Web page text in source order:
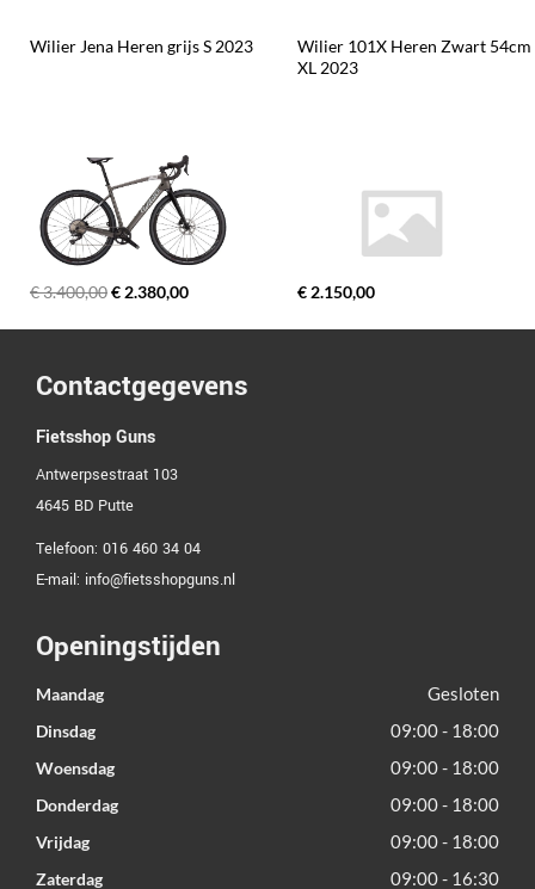
Wilier Jena Heren grijs S 2023
€ 3.400,00€ 2.380,00
Wilier 101X Heren Zwart 54cm
XL 2023
€ 2.150,00
Contactgegevens
Fietsshop Guns
Antwerpsestraat 103
4645 BD Putte
Telefoon: 016 460 34 04
E-mail: info@fietsshopguns.nl
Openingstijden
Maandag Gesloten
Dinsdag 09:00 - 18:00
Woensdag 09:00 - 18:00
Donderdag 09:00 - 18:00
Vrijdag 09:00 - 18:00
Zaterdag 09:00 - 16:30